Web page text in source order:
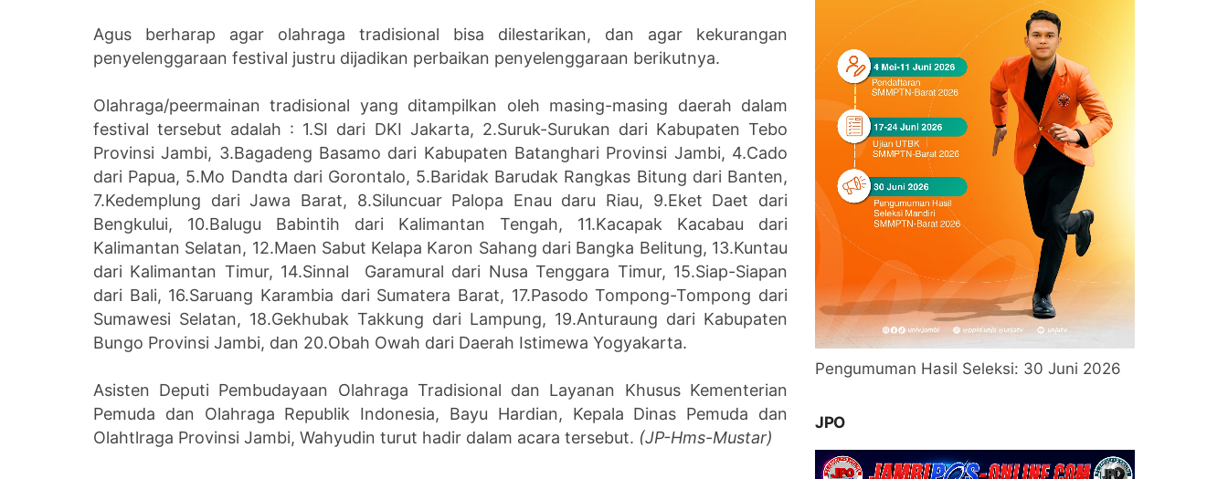
Agus berharap agar olahraga tradisional bisa dilestarikan, dan agar kekurangan
penyelenggaraan festival justru dijadikan perbaikan penyelenggaraan berikutnya.
Olahraga/peermainan tradisional yang ditampilkan oleh masing-masing daerah dalam
festival tersebut adalah : 1.SI dari DKI Jakarta, 2.Suruk-Surukan dari Kabupaten Tebo
Provinsi Jambi, 3.Bagadeng Basamo dari Kabupaten Batanghari Provinsi Jambi, 4.Cado
dari Papua, 5.Mo Dandta dari Gorontalo, 5.Baridak Barudak Rangkas Bitung dari Banten,
7.Kedemplung dari Jawa Barat, 8.Siluncuar Palopa Enau daru Riau, 9.Eket Daet dari
Bengkului, 10.Balugu Babintih dari Kalimantan Tengah, 11.Kacapak Kacabau dari
Kalimantan Selatan, 12.Maen Sabut Kelapa Karon Sahang dari Bangka Belitung, 13.Kuntau
dari Kalimantan Timur, 14.Sinnal Garamural dari Nusa Tenggara Timur, 15.Siap-Siapan
dari Bali, 16.Saruang Karambia dari Sumatera Barat, 17.Pasodo Tompong-Tompong dari
Sumawesi Selatan, 18.Gekhubak Takkung dari Lampung, 19.Anturaung dari Kabupaten
Bungo Provinsi Jambi, dan 20.Obah Owah dari Daerah Istimewa Yogyakarta.
Asisten Deputi Pembudayaan Olahraga Tradisional dan Layanan Khusus Kementerian
Pemuda dan Olahraga Republik Indonesia, Bayu Hardian, Kepala Dinas Pemuda dan
Olahtlraga Provinsi Jambi, Wahyudin turut hadir dalam acara tersebut. (JP-Hms-Mustar)
Pengumuman Hasil Seleksi: 30 Juni 2026
JPO